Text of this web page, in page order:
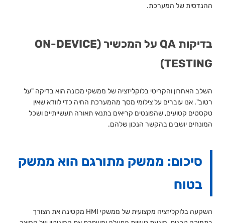
ההנדסית של המערכת.
בדיקות QA על המכשיר (ON-DEVICE
TESTING)
השלב האחרון והקריטי בלוקליזציה של ממשקי מכונה הוא בדיקה "על
רטוב". אנו עוברים על צילומי מסך מהמערכת החיה כדי לוודא שאין
טקסטים קטועים, שהפונטים קריאים בתנאי תאורה תעשייתיים ושכל
המונחים יושבים בהקשר הנכון שלהם.
סיכום: ממשק מתורגם הוא ממשק
בטוח
השקעה בלוקליזציה מקצועית של ממשקי HMI מקטינה את הצורך